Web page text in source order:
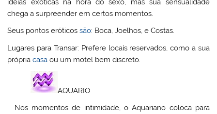
ideias exóticas na hora do sexo, mas sua sensualidade
chega a surpreender em certos momentos.
Seus pontos eróticossão: Boca, Joelhos, e Costas.
Lugares para Transar: Prefere locais reservados, como a sua
própriacasa ou um motel bem discreto.
AQUARIO
Nos momentos de intimidade, o Aquariano coloca para